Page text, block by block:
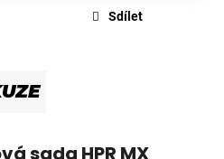
Sdílet
sada HPR MX